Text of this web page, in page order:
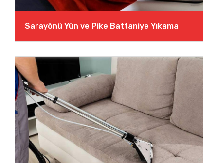
Sarayönü Yün ve Pike Battaniye Yıkama